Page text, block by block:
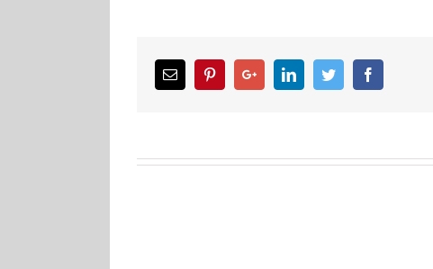
Facebook
Twitter
LinkedIn
Google+
Pinterest
Email